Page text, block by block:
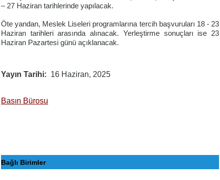
– 27 Haziran tarihlerinde yapılacak.
Öte yandan, Meslek Liseleri programlarına tercih başvuruları 18 - 23
Haziran tarihleri arasında alınacak. Yerleştirme sonuçları ise 23
Haziran Pazartesi günü açıklanacak.
Yayın Tarihi 16 Haziran, 2025
Basın Bürosu
Bağlı Birimler